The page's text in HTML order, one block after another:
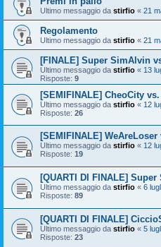
Ultimo messaggio da stirfio « 21
Regolamento
Ultimo messaggio da stirfio « 21
[FINALE] Super SimAlvin
Ultimo messaggio da stirfio « 13
Risposte: 9
[SEMIFINALE] CheoCity
Ultimo messaggio da stirfio « 12
Risposte: 26
[SEMIFINALE]
Ultimo messaggio da stirfio « 12
Risposte: 19
[QUARTI DI FINALE]
Ultimo messaggio da stirfio « 6
Risposte: 89
[QUARTI DI FINALE]
Ultimo messaggio da stirfio « 5
Risposte: 23